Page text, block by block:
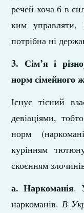
речей хоча б в
ким
потрібна ні
3. Сім’я і
норм сімейного
Існує тісний
девіаціями,
норм
курінням
скоєнням
а. Наркоманія.
наркоманів.В